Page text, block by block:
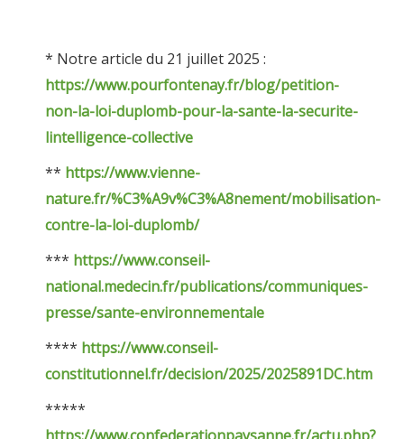
* Notre article du 21 juillet 2025 :
https://www.pourfontenay.fr/blog/petition-
non-la-loi-duplomb-pour-la-sante-la-securite-
lintelligence-collective
** https://www.vienne-
nature.fr/%C3%A9v%C3%A8nement/mobilisation-
contre-la-loi-duplomb/
*** https://www.conseil-
national.medecin.fr/publications/communiques-
presse/sante-environnementale
**** https://www.conseil-
constitutionnel.fr/decision/2025/2025891DC.htm
*****